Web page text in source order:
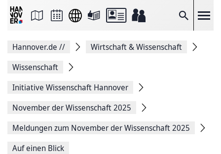
Suche
Seite
Facebook
teilen
Seitenlink
Seite
Hannover.de //
Wirtschaft & Wissenschaft
Wissenschaft
Initiative Wissenschaft Hannover
November der Wissenschaft 2025
Meldungen zum November der Wissenschaft 2025
Auf einen Blick